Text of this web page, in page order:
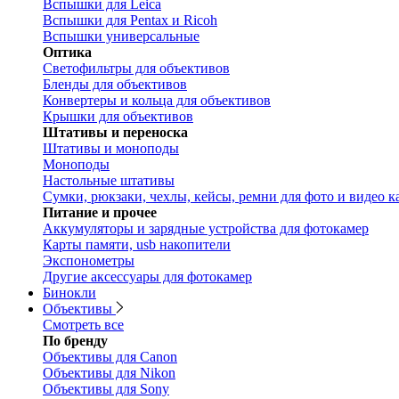
Вспышки для Leica
Вспышки для Pentax и Ricoh
Вспышки универсальные
Оптика
Светофильтры для объективов
Бленды для объективов
Конвертеры и кольца для объективов
Крышки для объективов
Штативы и переноска
Штативы и моноподы
Моноподы
Настольные штативы
Сумки, рюкзаки, чехлы, кейсы, ремни для фото и видео
Питание и прочее
Аккумуляторы и зарядные устройства для фотокамер
Карты памяти, usb накопители
Экспонометры
Другие аксессуары для фотокамер
Бинокли
Объективы
Смотреть все
По бренду
Объективы для Canon
Объективы для Nikon
Объективы для Sony